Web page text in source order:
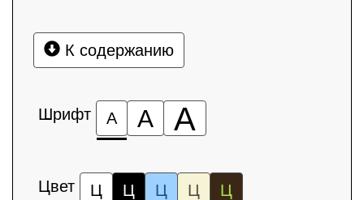
К содержанию
Шрифт А А А
Цвет Ц Ц Ц Ц Ц